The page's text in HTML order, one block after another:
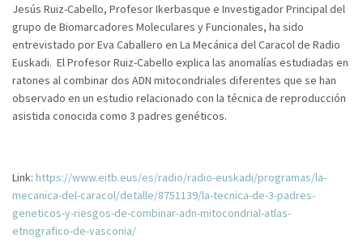
Jesús Ruiz-Cabello, Profesor Ikerbasque e Investigador Principal del
grupo de Biomarcadores Moleculares y Funcionales, ha sido
entrevistado por Eva Caballero en La Mecánica del Caracol de Radio
Euskadi. El Profesor Ruiz-Cabello explica las anomalías estudiadas en
ratones al combinar dos ADN mitocondriales diferentes que se han
observado en un estudio relacionado con la técnica de reproducción
asistida conocida como 3 padres genéticos.
Link: https://www.eitb.eus/es/radio/radio-euskadi/programas/la-
mecanica-del-caracol/detalle/8751139/la-tecnica-de-3-padres-
geneticos-y-riesgos-de-combinar-adn-mitocondrial-atlas-
etnografico-de-vasconia/